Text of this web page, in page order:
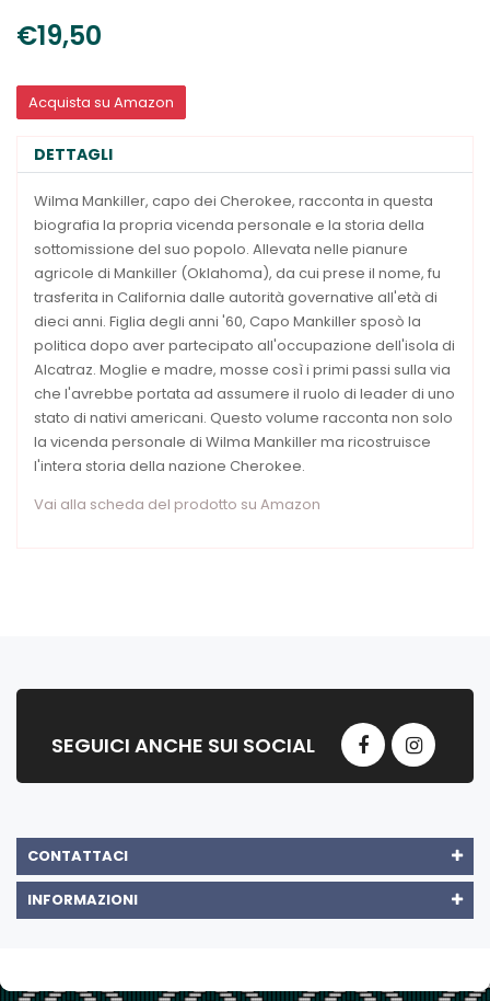
€19,50
Acquista su Amazon
DETTAGLI
Wilma Mankiller, capo dei Cherokee, racconta in questa
biografia la propria vicenda personale e la storia della
sottomissione del suo popolo. Allevata nelle pianure
agricole di Mankiller (Oklahoma), da cui prese il nome, fu
trasferita in California dalle autorità governative all'età di
dieci anni. Figlia degli anni '60, Capo Mankiller sposò la
politica dopo aver partecipato all'occupazione dell'isola di
Alcatraz. Moglie e madre, mosse così i primi passi sulla via
che l'avrebbe portata ad assumere il ruolo di leader di uno
stato di nativi americani. Questo volume racconta non solo
la vicenda personale di Wilma Mankiller ma ricostruisce
l'intera storia della nazione Cherokee.
Vai alla scheda del prodotto su Amazon
SEGUICI ANCHE SUI SOCIAL
CONTATTACI
INFORMAZIONI